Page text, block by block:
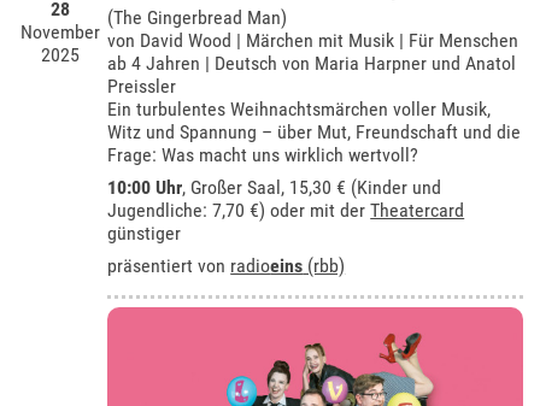
28
November
2025
(The Gingerbread Man)
von David Wood | Märchen mit Musik | Für Menschen
ab 4 Jahren | Deutsch von Maria Harpner und Anatol
Preissler
Ein turbulentes Weihnachtsmärchen voller Musik,
Witz und Spannung – über Mut, Freundschaft und die
Frage: Was macht uns wirklich wertvoll?
10:00 Uhr, Großer Saal, 15,30 € (Kinder und
Jugendliche: 7,70 €) oder mit derTheatercard
günstiger
präsentiert von radioeins (rbb)